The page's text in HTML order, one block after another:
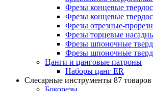
Фрезы концевые
Фрезы концевые
Фрезы отрезные-
Фрезы торцевые
Фрезы шпоночные
Фрезы шпоночные
Цанги и цанговые патроны
Наборы цанг ER
Слесарные инструменты 87 товаров
Бокорезы